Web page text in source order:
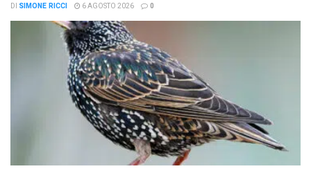
DI SIMONE RICCI 6 AGOSTO 2026 0